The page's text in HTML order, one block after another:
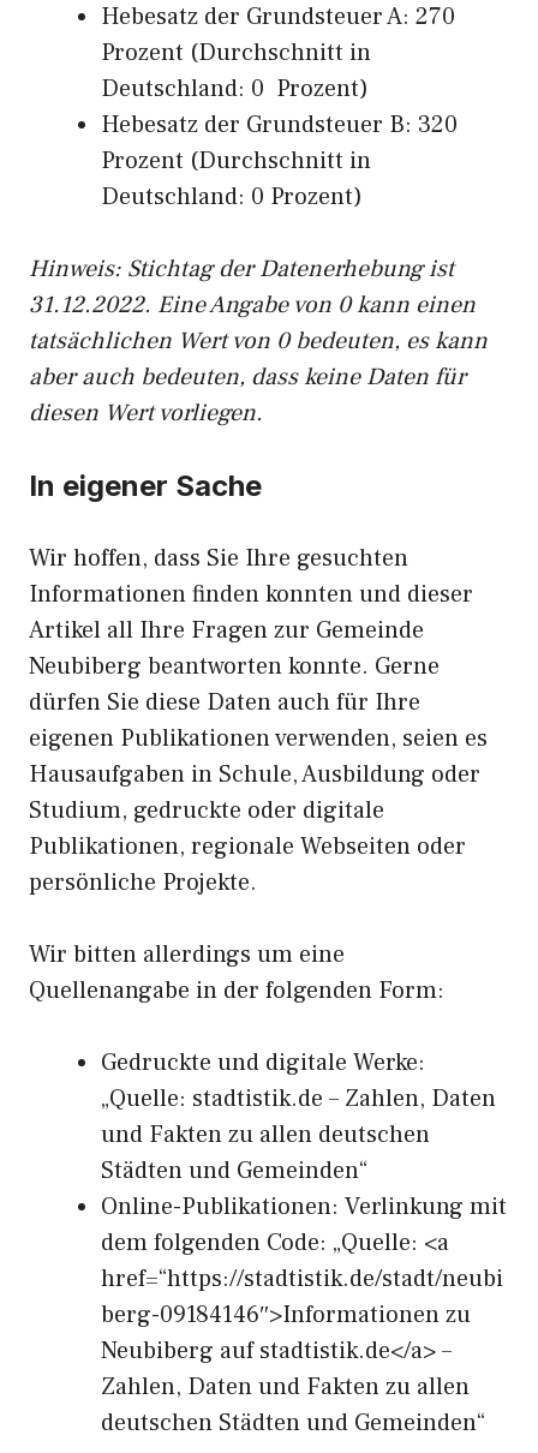
Hebesatz der Grundsteuer A: 270
Prozent (Durchschnitt in
Deutschland: 0 Prozent)
Hebesatz der Grundsteuer B: 320
Prozent (Durchschnitt in
Deutschland: 0 Prozent)
Hinweis: Stichtag der Datenerhebung ist
31.12.2022. Eine Angabe von 0 kann einen
tatsächlichen Wert von 0 bedeuten, es kann
aber auch bedeuten, dass keine Daten für
diesen Wert vorliegen.
In eigener Sache
Wir hoffen, dass Sie Ihre gesuchten
Informationen finden konnten und dieser
Artikel all Ihre Fragen zur Gemeinde
Neubiberg beantworten konnte. Gerne
dürfen Sie diese Daten auch für Ihre
eigenen Publikationen verwenden, seien es
Hausaufgaben in Schule, Ausbildung oder
Studium, gedruckte oder digitale
Publikationen, regionale Webseiten oder
persönliche Projekte.
Wir bitten allerdings um eine
Quellenangabe in der folgenden Form:
Gedruckte und digitale Werke:
„Quelle: stadtistik.de – Zahlen, Daten
und Fakten zu allen deutschen
Städten und Gemeinden“
Online-Publikationen: Verlinkung mit
dem folgenden Code: „Quelle: <a
href=“https://stadtistik.de/stadt/neubi
berg-09184146″>Informationen zu
Neubiberg auf stadtistik.de</a> –
Zahlen, Daten und Fakten zu allen
deutschen Städten und Gemeinden“